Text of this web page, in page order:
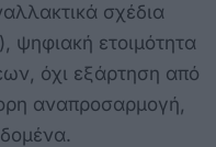
σχέδια
ψηφιακή ετοιμότητα
όχι εξάρτηση από
αναπροσαρμογή,